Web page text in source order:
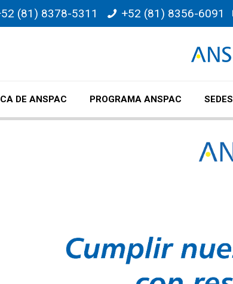
(81) 8378-5311 +52 (81) 8356-6091
DE ANSPAC PROGRAMA ANSPAC SEDES